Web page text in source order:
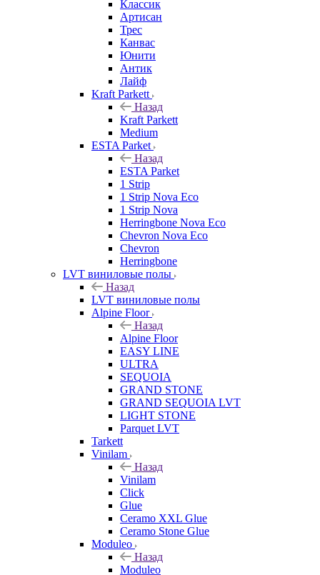
Классик
Артисан
Трес
Канвас
Юнити
Антик
Лайф
Kraft Parkett
Назад
Kraft Parkett
Medium
ESTA Parket
Назад
ESTA Parket
1 Strip
1 Strip Nova Eco
1 Strip Nova
Herringbone Nova Eco
Chevron Nova Eco
Chevron
Herringbone
LVT виниловые полы
Назад
LVT виниловые полы
Alpine Floor
Назад
Alpine Floor
EASY LINE
ULTRA
SEQUOIA
GRAND STONE
GRAND SEQUOIA LVT
LIGHT STONE
Parquet LVT
Tarkett
Vinilam
Назад
Vinilam
Click
Glue
Ceramo XXL Glue
Ceramo Stone Glue
Moduleo
Назад
Moduleo